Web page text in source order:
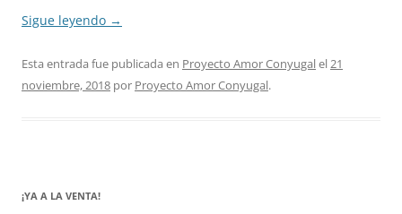
Sigue leyendo →
Esta entrada fue publicada en Proyecto Amor Conyugalel21
noviembre, 2018 por Proyecto Amor Conyugal.
¡YA A LA VENTA!